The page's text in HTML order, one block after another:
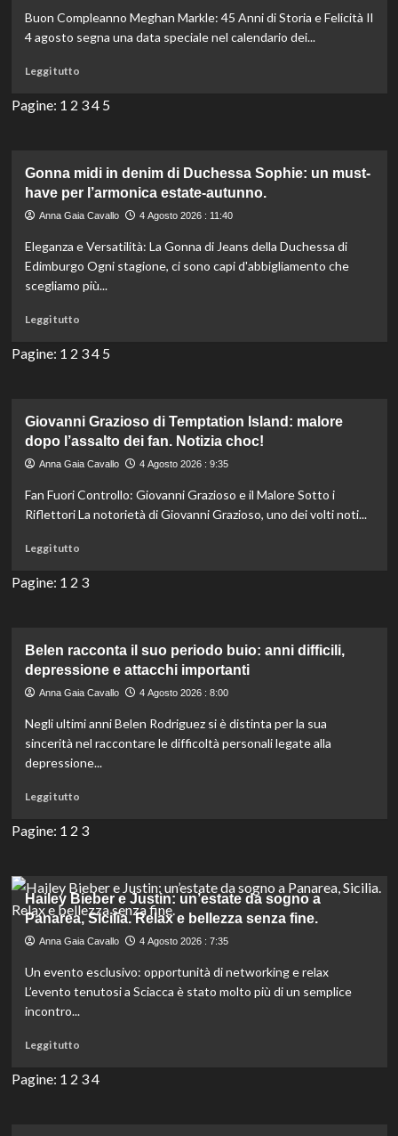
esclusive
shock
Buon Compleanno Meghan Markle: 45 Anni di Storia e Felicità Il
4 agosto segna una data speciale nel calendario dei...
Leggi tuttoLeggi
più
dallo
schermo
palazzo,
di
stile
compie
anni.
Pagine: 1 2 34 5
Gonna midi in denim di Duchessa Sophie: un must-
have per l’armonica estate-autunno.
Anna Gaia Cavallo 4 Agosto 2026 : 11:40
Eleganza e Versatilità: La Gonna di Jeans della Duchessa di
Edimburgo Ogni stagione, ci sono capi d'abbigliamento che
scegliamo più...
Leggi tuttoLeggi
più
in
denim
Duchessa
un
must-
per
estate-
Pagine: 1 2 34 5
Giovanni Grazioso di Temptation Island: malore
dopo l’assalto dei fan. Notizia choc!
Anna Gaia Cavallo 4 Agosto 2026 : 9:35
Fan Fuori Controllo: Giovanni Grazioso e il Malore Sotto i
Riflettori La notorietà di Giovanni Grazioso, uno dei volti noti...
Leggi tuttoLeggi
più
di
Temptation
malore
l’assalto
dei
fan.
choc!
Pagine: 1 2 3
Belen racconta il suo periodo buio: anni difficili,
depressione e attacchi importanti
Anna Gaia Cavallo 4 Agosto 2026 : 8:00
Negli ultimi anni Belen Rodriguez si è distinta per la sua
sincerità nel raccontare le difficoltà personali legate alla
depressione...
Leggi tuttoLeggi
più
il
suo
periodo
buio:
difficili,
depressione
e
importanti
Pagine: 1 2 3
Hailey Bieber e Justin: un’estate da sogno a
Panarea, Sicilia. Relax e bellezza senza fine.
Anna Gaia Cavallo 4 Agosto 2026 : 7:35
Un evento esclusivo: opportunità di networking e relax
L’evento tenutosi a Sciacca è stato molto più di un semplice
incontro...
Leggi tuttoLeggi
più
Pagine: 1 2 34